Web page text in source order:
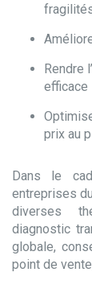
Rendre
efficace
prix au
Dans le
entreprises
diverses
diagnostic
globale,
point de